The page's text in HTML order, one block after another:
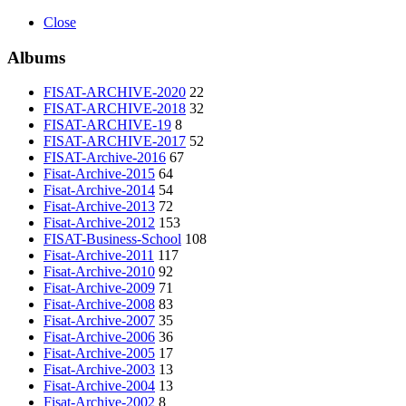
Close
Albums
FISAT-ARCHIVE-2020 22
FISAT-ARCHIVE-2018 32
FISAT-ARCHIVE-19 8
FISAT-ARCHIVE-2017 52
FISAT-Archive-2016 67
Fisat-Archive-2015 64
Fisat-Archive-2014 54
Fisat-Archive-2013 72
Fisat-Archive-2012 153
FISAT-Business-School 108
Fisat-Archive-2011 117
Fisat-Archive-2010 92
Fisat-Archive-2009 71
Fisat-Archive-2008 83
Fisat-Archive-2007 35
Fisat-Archive-2006 36
Fisat-Archive-2005 17
Fisat-Archive-2003 13
Fisat-Archive-2004 13
Fisat-Archive-2002 8